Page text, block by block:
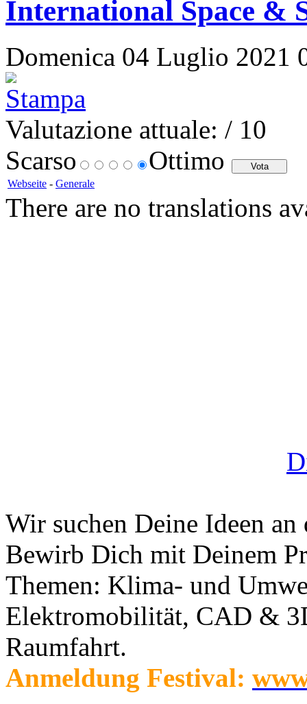
International Space &
Domenica 04 Luglio 2021
Valutazione attuale: / 10
Scarso
Ottimo
Webseite - Generale
There are no translations
Wir suchen Deine Ideen
Bewirb Dich mit Deinem
Themen: Klima- und
Elektromobilität, CAD &
Raumfahrt.
Anmeldung Festival: